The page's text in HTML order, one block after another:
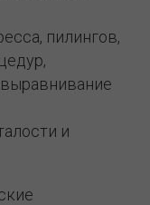
пилингов,
и